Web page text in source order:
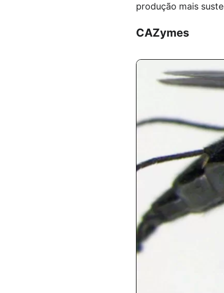
produção mais
CAZymes